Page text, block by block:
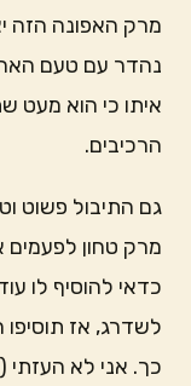
מרק האפונה הזה
נהדר עם טעם
איתו כי הוא מעט
הרכיבים.
גם התיבול פשוט
מרק טחון
כדאי להוסיף לו
לשדרג, אז תוסיפו
כך. אני לא